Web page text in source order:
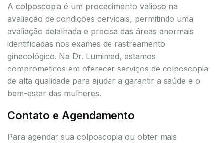
A colposcopia é um procedimento valioso na
avaliação de condições cervicais, permitindo uma
avaliação detalhada e precisa das áreas anormais
identificadas nos exames de rastreamento
ginecológico. Na Dr. Lumimed, estamos
comprometidos em oferecer serviços de colposcopia
de alta qualidade para ajudar a garantir a saúde e o
bem-estar das mulheres.
Contato e Agendamento
Para agendar sua colposcopia ou obter mais